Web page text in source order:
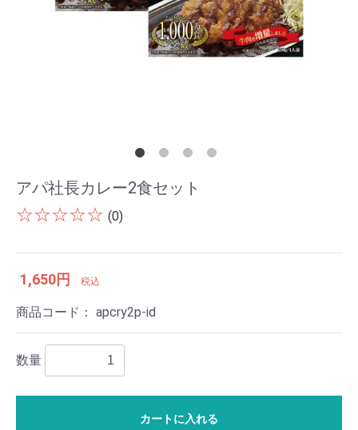
アパ社長カレー2食セット
☆☆☆☆☆ (0)
1,650円 税込
商品コード： apcry2p-id
数量
カートに入れる